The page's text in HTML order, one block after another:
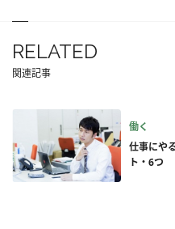
RELATED
関連記事
働く
仕事にや
ト・6つ